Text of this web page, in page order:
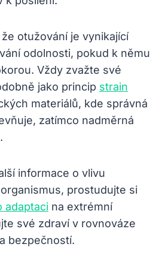
otužování je vynikající
odolnosti, pokud k němu
Vždy zvažte své
jako princip strain
materiálů, kde správná
zatímco nadměrná
informace o vlivu
prostudujte si
adaptaci na extrémní
své zdraví v rovnováze
bezpečností.